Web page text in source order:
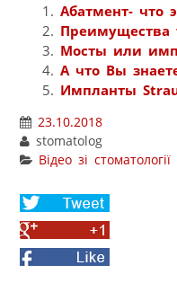
Абатмент- что
Преимущества
Мосты или
А что Вы
Импланты
23.10.2018
stomatolog
Відео зі стоматології
Share
on
Twitter
Share
on
Google+
Facebook